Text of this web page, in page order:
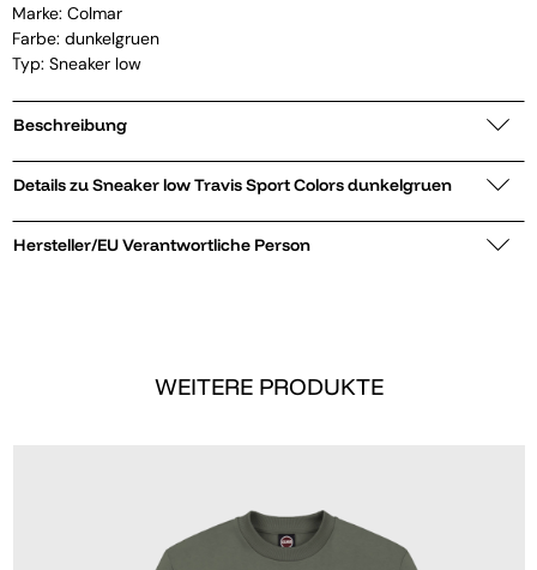
Marke: Colmar
Farbe: dunkelgruen
Typ: Sneaker low
Beschreibung
Details zu Sneaker low Travis Sport Colors dunkelgruen
Hersteller/EU Verantwortliche Person
WEITERE PRODUKTE